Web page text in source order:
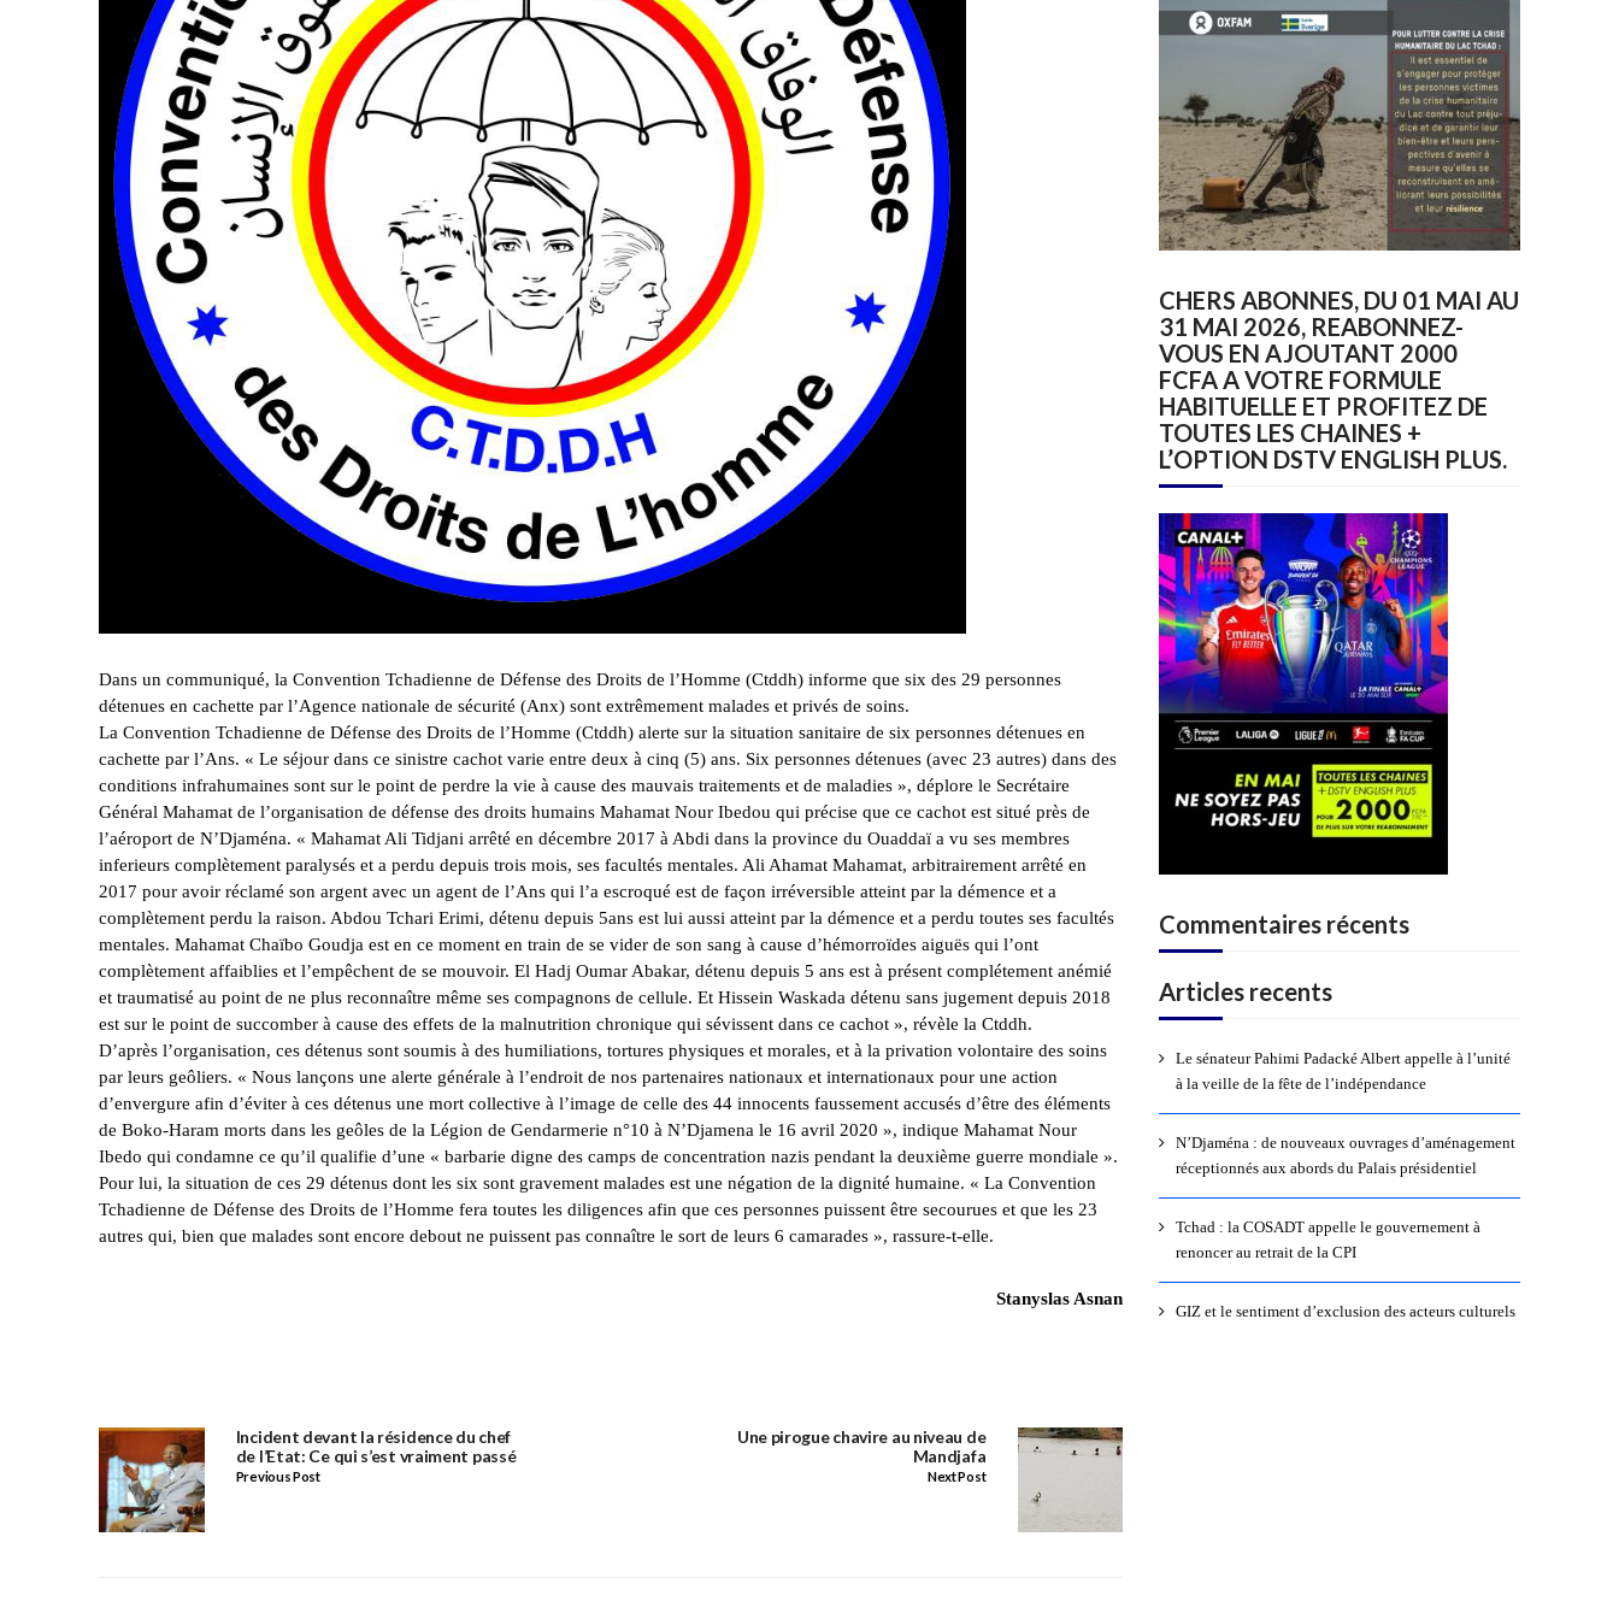
Dans un communiqué, la Convention Tchadienne de Défense des Droits de l’Homme (Ctddh) informe que six des 29 personnes
détenues en cachette par l’Agence nationale de sécurité (Anx) sont extrêmement malades et privés de soins.
La Convention Tchadienne de Défense des Droits de l’Homme (Ctddh) alerte sur la situation sanitaire de six personnes détenues en
cachette par l’Ans. « Le séjour dans ce sinistre cachot varie entre deux à cinq (5) ans. Six personnes détenues (avec 23 autres) dans des
conditions infrahumaines sont sur le point de perdre la vie à cause des mauvais traitements et de maladies », déplore le Secrétaire
Général Mahamat de l’organisation de défense des droits humains Mahamat Nour Ibedou qui précise que ce cachot est situé près de
l’aéroport de N’Djaména. « Mahamat Ali Tidjani arrêté en décembre 2017 à Abdi dans la province du Ouaddaï a vu ses membres
inferieurs complètement paralysés et a perdu depuis trois mois, ses facultés mentales. Ali Ahamat Mahamat, arbitrairement arrêté en
2017 pour avoir réclamé son argent avec un agent de l’Ans qui l’a escroqué est de façon irréversible atteint par la démence et a
complètement perdu la raison. Abdou Tchari Erimi, détenu depuis 5ans est lui aussi atteint par la démence et a perdu toutes ses facultés
mentales. Mahamat Chaïbo Goudja est en ce moment en train de se vider de son sang à cause d’hémorroïdes aiguës qui l’ont
complètement affaiblies et l’empêchent de se mouvoir. El Hadj Oumar Abakar, détenu depuis 5 ans est à présent complétement anémié
et traumatisé au point de ne plus reconnaître même ses compagnons de cellule. Et Hissein Waskada détenu sans jugement depuis 2018
est sur le point de succomber à cause des effets de la malnutrition chronique qui sévissent dans ce cachot », révèle la Ctddh.
D’après l’organisation, ces détenus sont soumis à des humiliations, tortures physiques et morales, et à la privation volontaire des soins
par leurs geôliers. « Nous lançons une alerte générale à l’endroit de nos partenaires nationaux et internationaux pour une action
d’envergure afin d’éviter à ces détenus une mort collective à l’image de celle des 44 innocents faussement accusés d’être des éléments
de Boko-Haram morts dans les geôles de la Légion de Gendarmerie n°10 à N’Djamena le 16 avril 2020 », indique Mahamat Nour
Ibedo qui condamne ce qu’il qualifie d’une « barbarie digne des camps de concentration nazis pendant la deuxième guerre mondiale ».
Pour lui, la situation de ces 29 détenus dont les six sont gravement malades est une négation de la dignité humaine. « La Convention
Tchadienne de Défense des Droits de l’Homme fera toutes les diligences afin que ces personnes puissent être secourues et que les 23
autres qui, bien que malades sont encore debout ne puissent pas connaître le sort de leurs 6 camarades », rassure-t-elle.
Stanyslas Asnan
Incident devant la résidence du chef
de l’Etat: Ce qui s’est vraiment passé
Previous Post
Une pirogue chavire au niveau de
Mandjafa
Next Post
CHERS ABONNES, DU 01 MAI AU
31 MAI 2026, REABONNEZ-
VOUS EN AJOUTANT 2000
FCFA A VOTRE FORMULE
HABITUELLE ET PROFITEZ DE
TOUTES LES CHAINES +
L’OPTION DSTV ENGLISH PLUS.
Commentaires récents
Articles recents
Le sénateur Pahimi Padacké Albert appelle à l’unité
à la veille de la fête de l’indépendance
N’Djaména : de nouveaux ouvrages d’aménagement
réceptionnés aux abords du Palais présidentiel
Tchad : la COSADT appelle le gouvernement à
renoncer au retrait de la CPI
GIZ et le sentiment d’exclusion des acteurs culturels